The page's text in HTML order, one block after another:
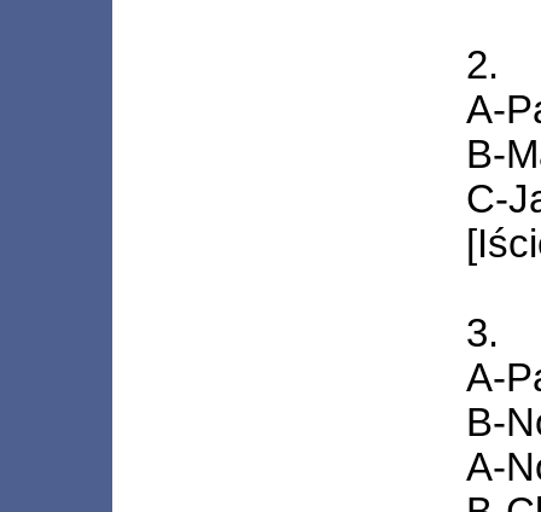
2.
A-
B-
C-
3.
A-
B-
A-